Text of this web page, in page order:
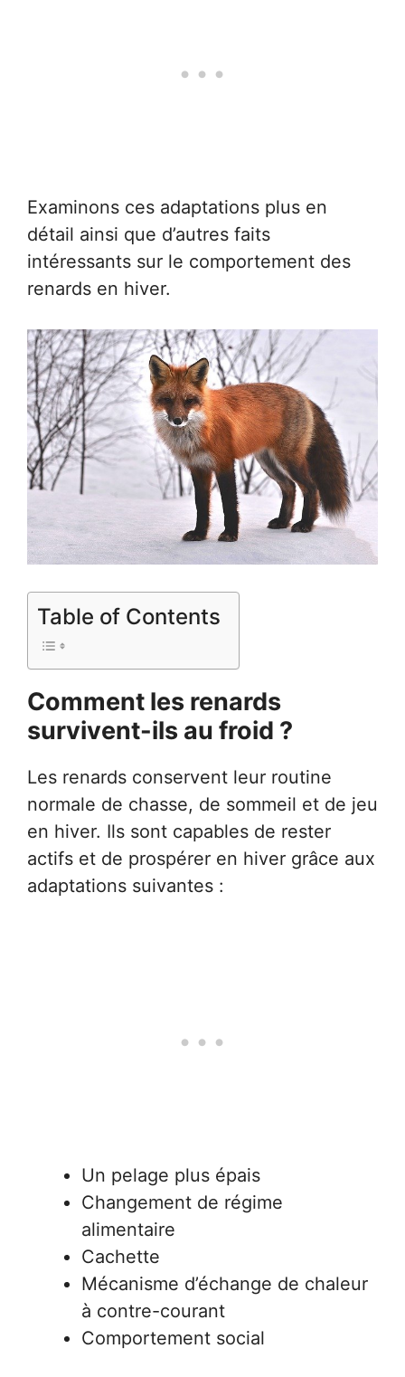
Examinons ces adaptations plus en
détail ainsi que d’autres faits
intéressants sur le comportement des
renards en hiver.
Table of Contents
Comment les renards
survivent-ils au froid ?
Les renards conservent leur routine
normale de chasse, de sommeil et de jeu
en hiver. Ils sont capables de rester
actifs et de prospérer en hiver grâce aux
adaptations suivantes :
Un pelage plus épais
Changement de régime
alimentaire
Cachette
Mécanisme d’échange de chaleur
à contre-courant
Comportement social